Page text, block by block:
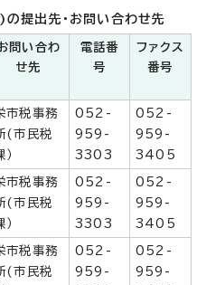
提出先・お問い合わせ先
問い合わ
せ先
電話番
号
ファクス
番号
市税事務
(市民税
）
052-
959-
3303
052-
959-
3405
市税事務
(市民税
）
052-
959-
3303
052-
959-
3405
市税事務
(市民税
052-
959-
052-
959-